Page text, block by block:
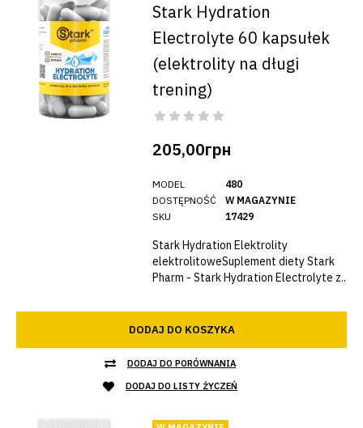
Stark Hydration
Electrolyte 60 kapsułek
(elektrolity na długi
trening)
205,00грн
MODEL
DOSTĘPNOŚĆ
SKU
480
W MAGAZYNIE
17429
Stark Hydration Elektrolity
elektrolitoweSuplement diety Stark
Pharm - Stark Hydration Electrolyte z..
DODAJ DO KOSZYKA
DODAJ DO PORÓWNANIA
DODAJ DO LISTY ŻYCZEŃ